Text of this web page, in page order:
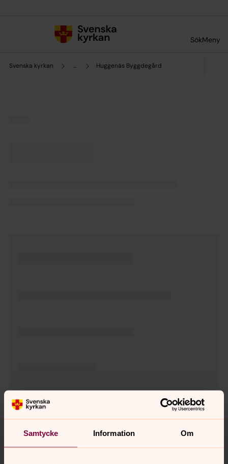
Samtycke Information Om
SökMeny
Svenska kyrkan ... Huggenäs Byggdegård
Tillbaka till toppen
Tillbaka till innehållet